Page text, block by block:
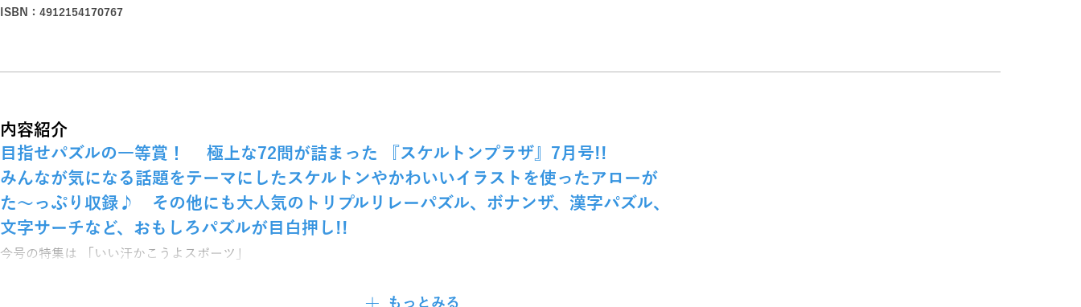
ISBN：4912154170767
内容紹介
目指せパズルの一等賞！ 極上な72問が詰まった 『スケルトンプラザ』7月号!!
みんなが気になる話題をテーマにしたスケルトンやかわいいイラストを使ったアローが
た〜っぷり収録♪ その他にも大人気のトリプルリレーパズル、ボナンザ、漢字パズル、
文字サーチなど、おもしろパズルが目白押し!!
今号の特集は 「いい汗かこうよスポーツ」
もっとみる